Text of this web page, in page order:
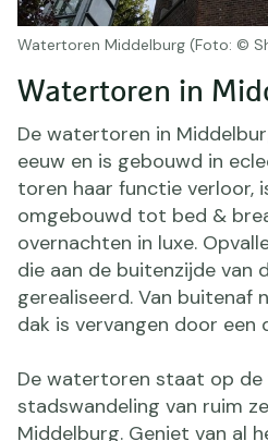
Watertoren Middelburg (Foto: ©
Watertoren in
De watertoren in
eeuw en is gebouwd in
toren haar functie verloor,
omgebouwd tot bed &
overnachten in luxe.
die aan de buitenzijde van
gerealiseerd. Van buitenaf
dak is vervangen door een
De watertoren staat op de
stadswandeling van ruim
Middelburg. Geniet van al